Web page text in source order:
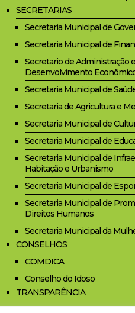
SECRETARIAS
Secretaria Municipal de
Secretaria Municipal de
Secretario de Administração e
Desenvolvimento
Secretaria Municipal de
Secretaria de Agricultura e
Secretaria Municipal de
Secretaria Municipal de
Secretaria Municipal de
Habitação e Urbanismo
Secretaria Municipal de
Secretaria Municipal de
Direitos Humanos
Secretaria Municipal da
CONSELHOS
COMDICA
Conselho do Idoso
TRANSPARÊNCIA